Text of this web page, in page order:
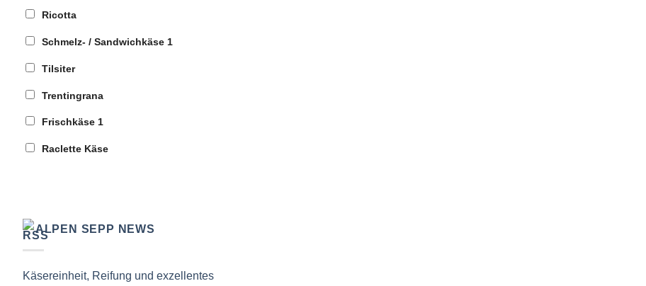
Ricotta
Schmelz- / Sandwichkäse 1
Tilsiter
Trentingrana
Frischkäse 1
Raclette Käse
ALPEN SEPP NEWS
Käsereinheit, Reifung und exzellentes